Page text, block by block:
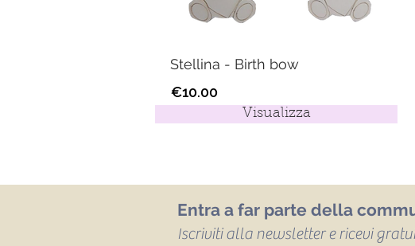
Stellina - Birth bow
€10.00
Visualizza
Entra a far parte della
Iscriviti alla newsletter e ricevi